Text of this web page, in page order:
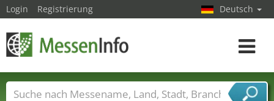
Login Registrierung Deutsch
Toggle